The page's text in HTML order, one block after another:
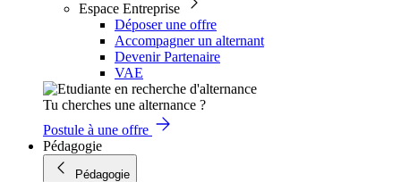
Espace Entreprise
Déposer une offre
Accompagner un alternant
Devenir Partenaire
VAE
Tu cherches une alternance ?
Postule à une offre
Pédagogie
Pédagogie